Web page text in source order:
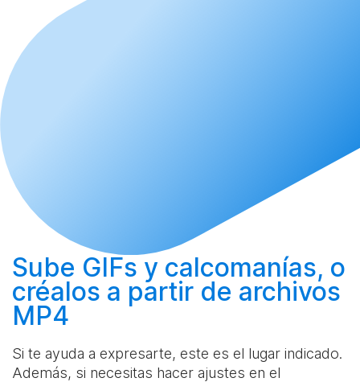
Sube GIFs y calcomanías, o
créalos a partir de archivos
MP4
Si te ayuda a expresarte, este es el lugar indicado.
Además, si necesitas hacer ajustes en el